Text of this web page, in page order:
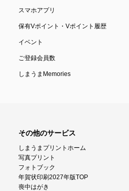
スマホアプリ
保有Vポイント・Vポイント履歴
イベント
ご登録会員数
しまうまMemories
その他のサービス
しまうまプリントホーム
写真プリント
フォトブック
年賀状印刷2027年版TOP
喪中はがき